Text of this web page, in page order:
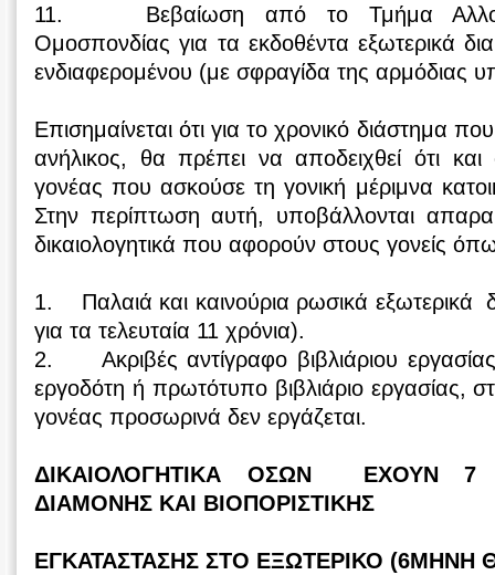
11. Βεβαίωση από το Τμήμα
Ομοσπονδίας για τα εκδοθέντα εξωτερικά
ενδιαφερομένου (με σφραγίδα της αρμόδιας
Επισημαίνεται ότι για το χρονικό διάστημα
ανήλικος, θα πρέπει να αποδειχθεί ότι
γονέας που ασκούσε τη γονική μέριμνα
Στην περίπτωση αυτή, υποβάλλονται
δικαιολογητικά που αφορούν στους γονείς
1. Παλαιά και καινούρια ρωσικά εξωτερικά
για τα τελευταία 11 χρόνια).
2. Ακριβές αντίγραφο βιβλιάριου
εργοδότη ή πρωτότυπο βιβλιάριο εργασίας,
γονέας προσωρινά δεν εργάζεται.
ΔΙΚΑΙΟΛΟΓΗΤΙΚΑ ΟΣΩΝ ΕΧΟΥΝ 7
ΔΙΑΜΟΝΗΣ ΚΑΙ ΒΙΟΠΟΡΙΣΤΙΚΗΣ
ΕΓΚΑΤΑΣΤΑΣΗΣ ΣΤΟ ΕΞΩΤΕΡΙΚΟ (6ΜΗΝΗ